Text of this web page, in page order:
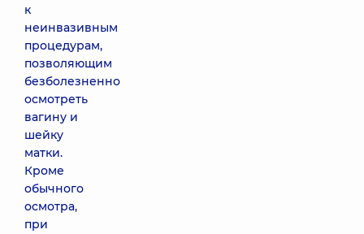
к
неинвазивным
процедурам,
позволяющим
безболезненно
осмотреть
вагину и
шейку
матки.
Кроме
обычного
осмотра,
при